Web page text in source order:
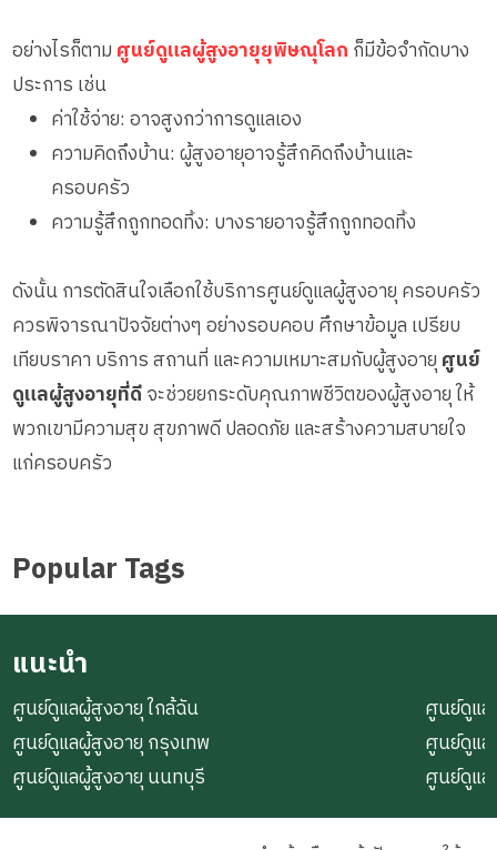
อย่างไรก็ตาม ศูนย์ดูแลผู้สูงอายุยุพิษณุโลก ก็มีข้อจำกัดบาง
ประการ เช่น
ค่าใช้จ่าย: อาจสูงกว่าการดูแลเอง
ความคิดถึงบ้าน: ผู้สูงอายุอาจรู้สึกคิดถึงบ้านและ
ครอบครัว
ความรู้สึกถูกทอดทิ้ง: บางรายอาจรู้สึกถูกทอดทิ้ง
ดังนั้น การตัดสินใจเลือกใช้บริการศูนย์ดูแลผู้สูงอายุ ครอบครัว
ควรพิจารณาปัจจัยต่างๆ อย่างรอบคอบ ศึกษาข้อมูล เปรียบ
เทียบราคา บริการ สถานที่ และความเหมาะสมกับผู้สูงอายุศูนย์
ดูแลผู้สูงอายุที่ดีจะช่วยยกระดับคุณภาพชีวิตของผู้สูงอายุ ให้
พวกเขามีความสุข สุขภาพดี ปลอดภัย และสร้างความสบายใจ
แก่ครอบครัว
Popular Tags
แนะนำ
ศูนย์ดูแลผู้สูงอายุ ใกล้ฉัน
ศูนย์ดูแลผู้สูงอายุ กรุงเทพ
ศูนย์ดูแลผู้สูงอายุ นนทบุรี
ศูนย์ดูแ
ศูนย์ดูแ
ศูนย์ดูแ